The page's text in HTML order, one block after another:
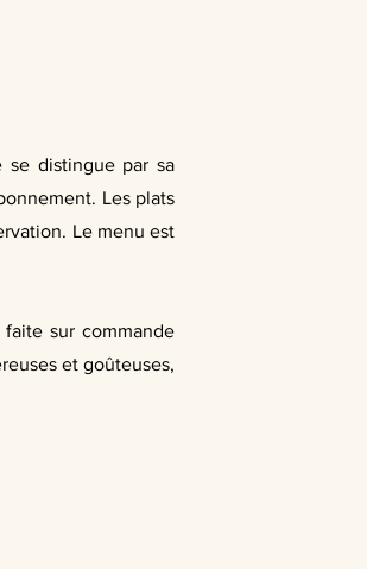
se distingue par sa
Les plats
Le menu est
sur commande
et goûteuses,